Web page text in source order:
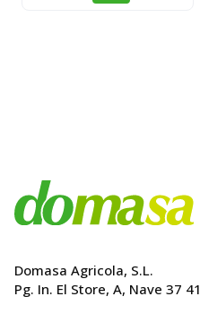
Domasa Agricola, S.L.
Pg. In. El Store, A, Nave 37